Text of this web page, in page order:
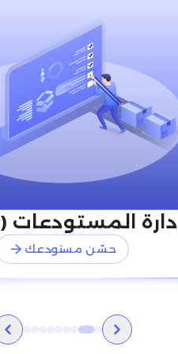
إدارة المستودعات (WMS)
حسّن مستودعك